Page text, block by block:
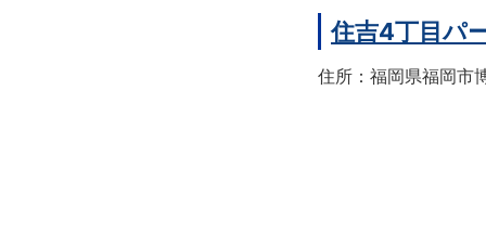
住吉4丁目パ
住所：福岡県福岡市